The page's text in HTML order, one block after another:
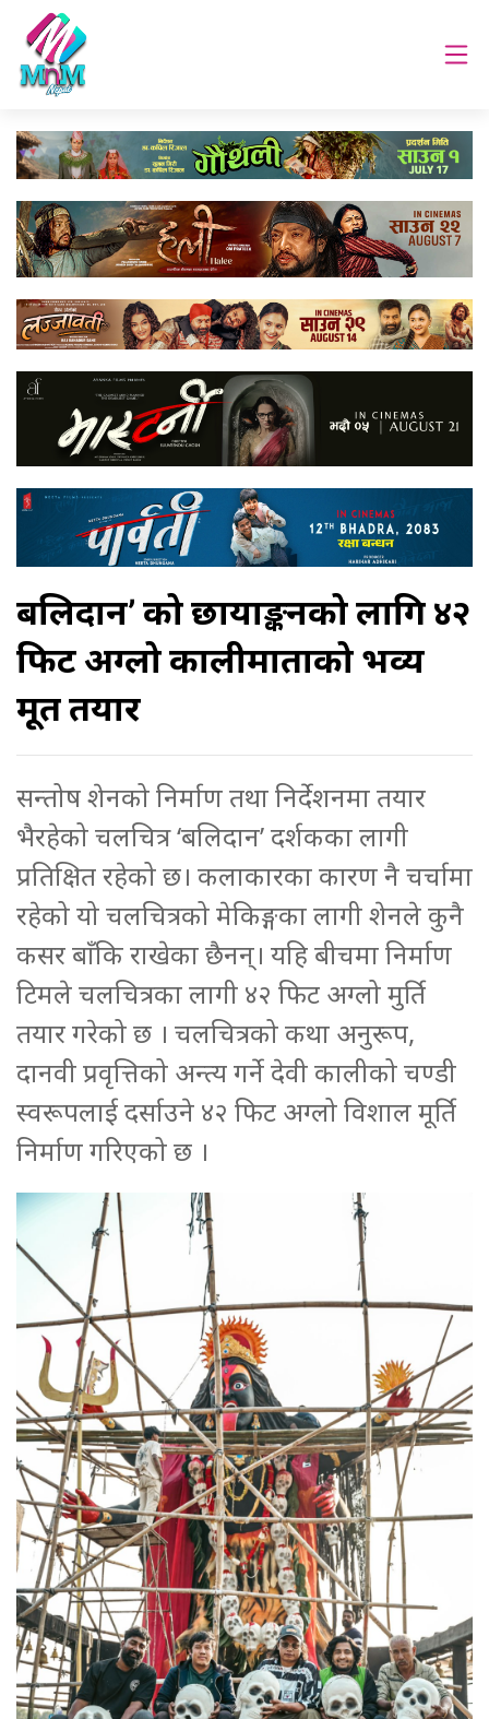
बलिदान’ को छायाङ्कनको लागि ४२
फिट अग्लो कालीमाताको भव्य
मूर्ति तयार
सन्तोष शेनको निर्माण तथा निर्देशनमा तयार
भैरहेको चलचित्र ‘बलिदान’ दर्शकका लागी
प्रतिक्षित रहेको छ। कलाकारका कारण नै चर्चामा
रहेको यो चलचित्रको मेकिङ्गका लागी शेनले कुनै
कसर बाँकि राखेका छैनन्। यहि बीचमा निर्माण
टिमले चलचित्रका लागी ४२ फिट अग्लो मुर्ति
तयार गरेको छ । चलचित्रको कथा अनुरूप,
दानवी प्रवृत्तिको अन्त्य गर्ने देवी कालीको चण्डी
स्वरूपलाई दर्साउने ४२ फिट अग्लो विशाल मूर्ति
निर्माण गरिएको छ ।